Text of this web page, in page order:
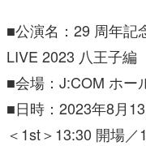
■公演名：29 周年記
LIVE 2023 八王子編
■会場：J:COM ホー
■日時：2023年8月13
＜1st＞13:30 開場